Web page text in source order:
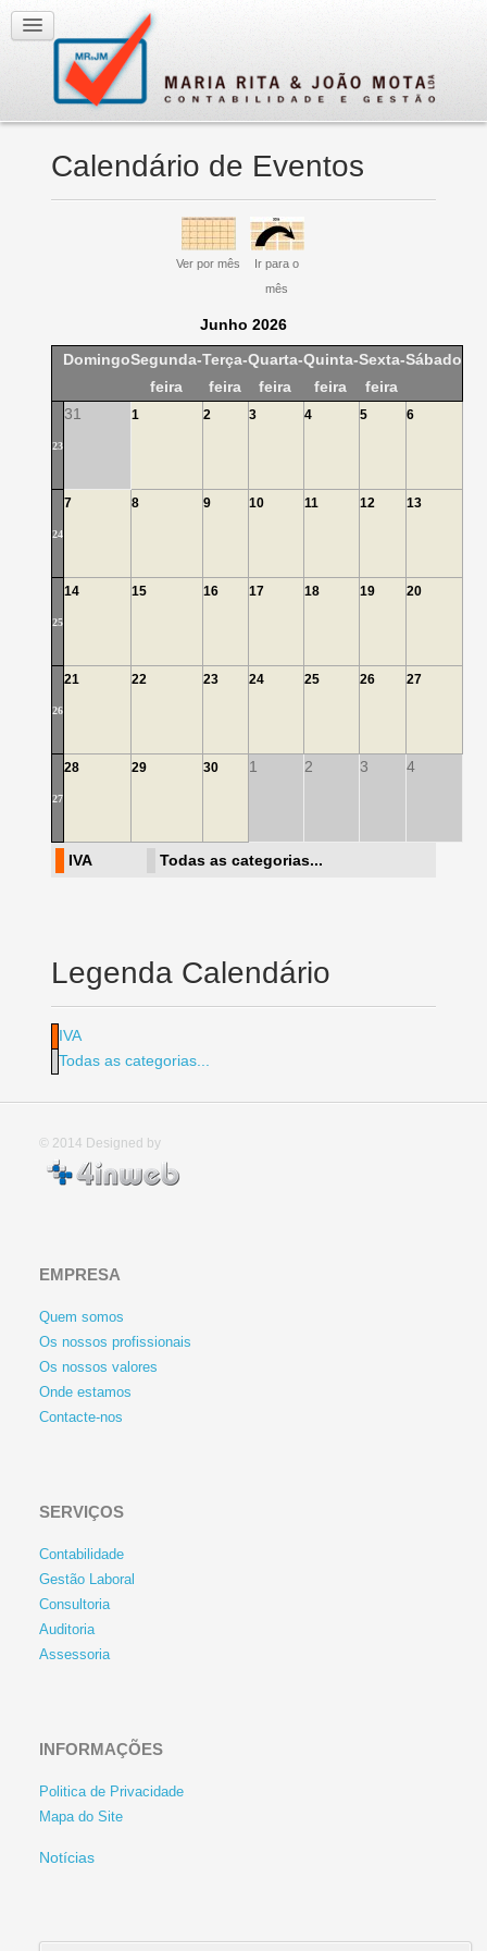
Calendário de Eventos
Ver por mês
Ir para o
mês
Junho 2026
DomingoSegunda-
feira
Terça-
feira
Quarta-
feira
Quinta-
feira
Sexta-
feira
Sábado
23
31 1 2 3 4 5 6
24
7 8 9 10 11 12 13
25
14 15 16 17 18 19 20
26
21 22 23 24 25 26 27
27
28 29 30 1 2 3 4
IVA Todas as categorias...
Legenda Calendário
IVA
Todas as categorias...
© 2014 Designed by
EMPRESA
Quem somos
Os nossos profissionais
Os nossos valores
Onde estamos
Contacte-nos
SERVIÇOS
Contabilidade
Gestão Laboral
Consultoria
Auditoria
Assessoria
INFORMAÇÕES
Politica de Privacidade
Mapa do Site
Notícias